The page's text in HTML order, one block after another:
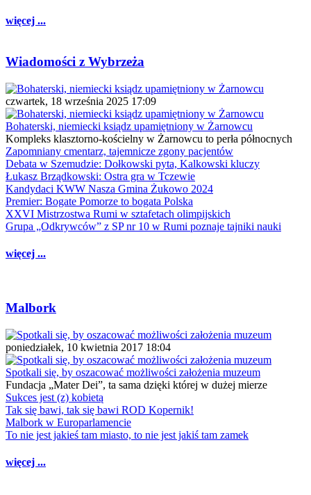
więcej ...
Wiadomości z Wybrzeża
czwartek, 18 września 2025 17:09
Bohaterski, niemiecki ksiądz upamiętniony w Żarnowcu
Kompleks klasztorno-kościelny w Żarnowcu to perła północnych
Zapomniany cmentarz, tajemnicze zgony pacjentów
Debata w Szemudzie: Dołkowski pyta, Kalkowski kluczy
Łukasz Brządkowski: Ostra gra w Tczewie
Kandydaci KWW Nasza Gmina Żukowo 2024
Premier: Bogate Pomorze to bogata Polska
XXVI Mistrzostwa Rumi w sztafetach olimpijskich
Grupa „Odkrywców” z SP nr 10 w Rumi poznaje tajniki nauki
więcej ...
Malbork
poniedziałek, 10 kwietnia 2017 18:04
Spotkali się, by oszacować możliwości założenia muzeum
Fundacja „Mater Dei”, ta sama dzięki której w dużej mierze
Sukces jest (z) kobietą
Tak się bawi, tak się bawi ROD Kopernik!
Malbork w Europarlamencie
To nie jest jakieś tam miasto, to nie jest jakiś tam zamek
więcej ...